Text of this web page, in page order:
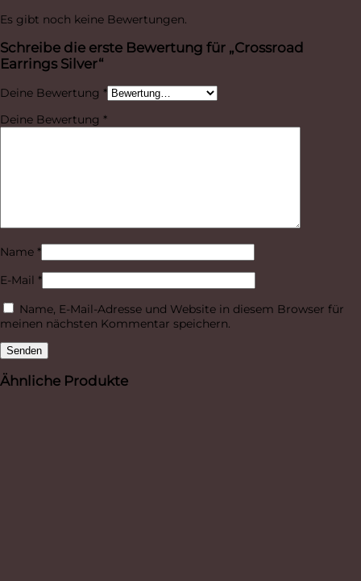
Es gibt noch keine Bewertungen.
Schreibe die erste Bewertung für „Crossroad
Earrings Silver“
Deine Bewertung *
Deine Bewertung *
Name *
E-Mail *
Name, E-Mail-Adresse und Website in diesem Browser für
meinen nächsten Kommentar speichern.
Ähnliche Produkte